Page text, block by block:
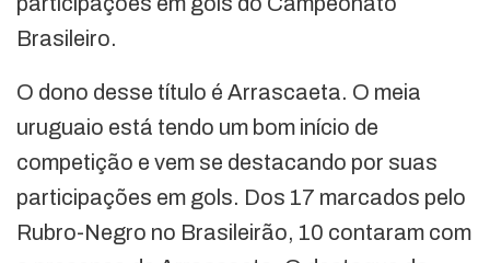
Brasileiro.
O dono desse título é Arrascaeta. O meia
uruguaio está tendo um bom início de
competição e vem se destacando por suas
participações em gols. Dos 17 marcados pelo
Rubro-Negro no Brasileirão, 10 contaram com